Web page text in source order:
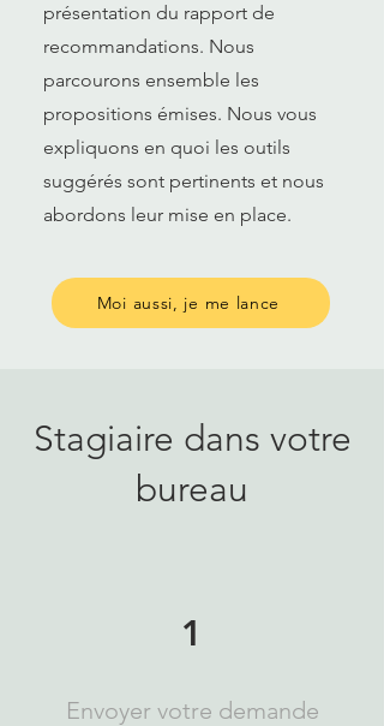
présentation du rapport de
recommandations. Nous
parcourons ensemble les
propositions émises. Nous vous
expliquons en quoi les outils
suggérés sont pertinents et nous
abordons leur mise en place.
Moi aussi, je me lance
Stagiaire dans votre
bureau
1
Envoyer votre demande